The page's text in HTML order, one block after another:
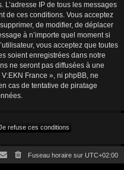
L’adresse IP de tous les messages
de ces conditions. Vous acceptez
de modifier, de déplacer
à n’importe quel moment si
vous acceptez que toutes
soient enregistrées dans notre
ne seront pas diffusées à une
France », ni phpBB, ne
cas de tentative de piratage
Fuseau horaire sur UTC+02:00